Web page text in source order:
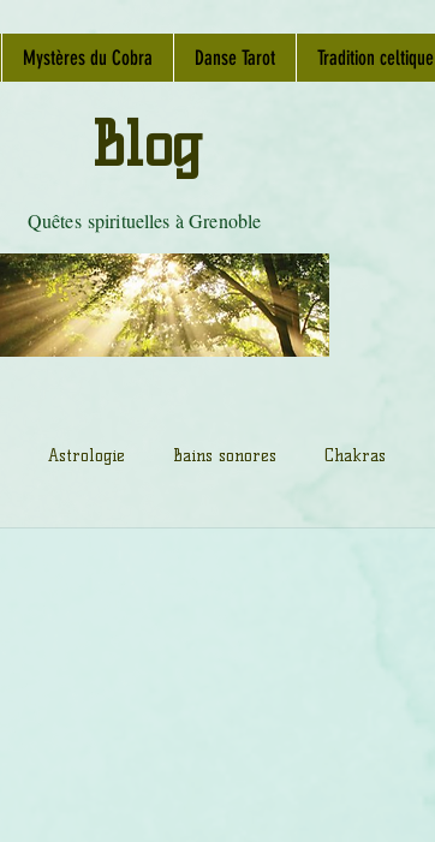
Mystères du Cobra Danse Tarot Tradition celtique
Quêtes spirituelles à Grenoble
Blog
Astrologie Bains sonores Chakras